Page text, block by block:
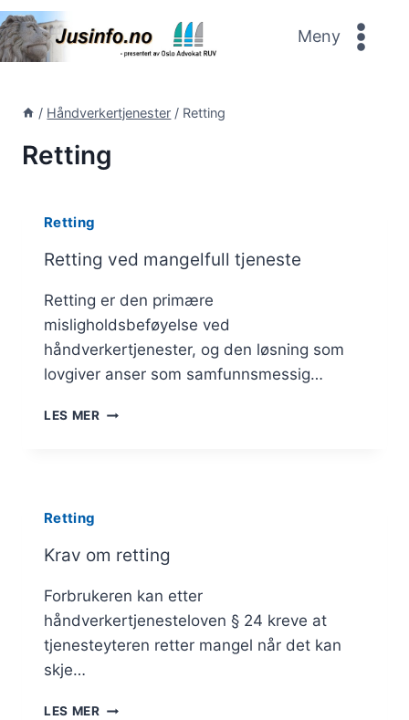
Skip
to
content
Meny
/ Håndverkertjenester / Retting
Retting
Retting
Retting ved mangelfull tjeneste
Retting er den primære
misligholdsbeføyelse ved
håndverkertjenester, og den løsning som
lovgiver anser som samfunnsmessig…
LES MERRETTING
Retting
Krav om retting
Forbrukeren kan etter
håndverkertjenesteloven § 24 kreve at
tjenesteyteren retter mangel når det kan
skje…
LES MERKRAV